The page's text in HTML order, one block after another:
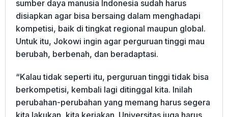
sumber daya manusia Indonesia sudah harus
disiapkan agar bisa bersaing dalam menghadapi
kompetisi, baik di tingkat regional maupun global.
Untuk itu, Jokowi ingin agar perguruan tinggi mau
berubah, berbenah, dan beradaptasi.
“Kalau tidak seperti itu, perguruan tinggi tidak bisa
berkompetisi, kembali lagi ditinggal kita. Inilah
perubahan-perubahan yang memang harus segera